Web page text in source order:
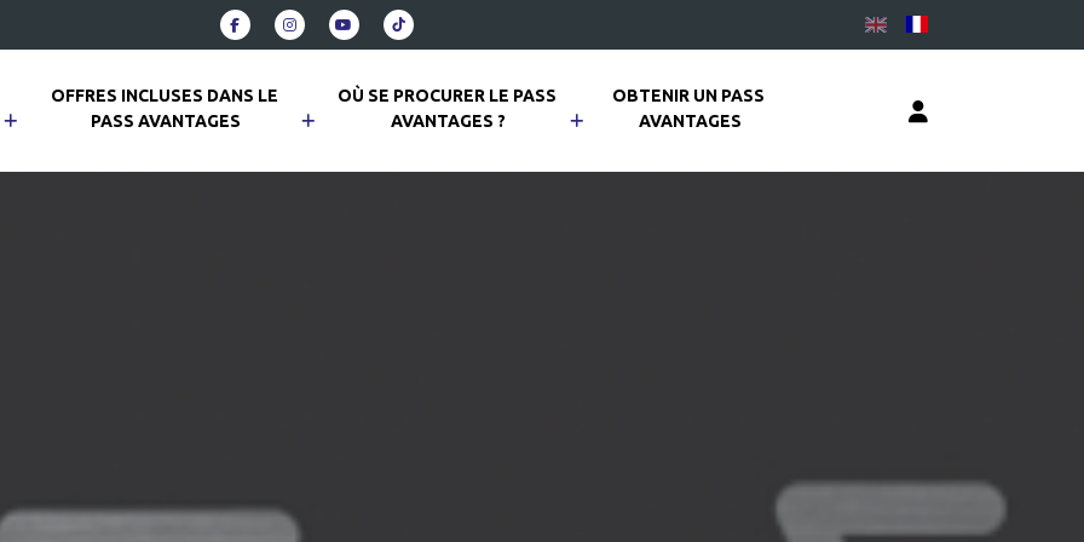
OFFRES INCLUSES DANS LE
PASS AVANTAGES
OÙ SE PROCURER LE PASS
AVANTAGES ?
OBTENIR UN PASS
AVANTAGES